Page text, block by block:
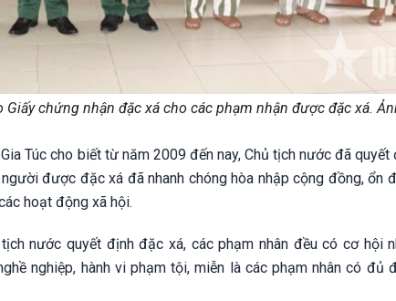
chứng nhận đặc xá cho các phạm nhận được đặc xá.
Túc cho biết từ năm 2009 đến nay, Chủ tịch nước đã quyết
được đặc xá đã nhanh chóng hòa nhập cộng đồng, ổn
hoạt động xã hội.
nước quyết định đặc xá, các phạm nhân đều có cơ hội
nghiệp, hành vi phạm tội, miễn là các phạm nhân có đủ